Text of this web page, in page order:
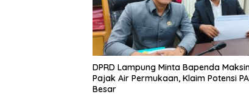
DPRD Lampung Minta Bapenda
Pajak Air Permukaan, Klaim Potensi
Besar